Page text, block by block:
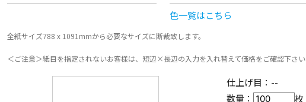
色一覧はこちら
全紙サイズ788 x 1091mmから必要なサイズに断裁致します。
＜ご注意＞紙目を指定されないお客様は、短辺×長辺の入力を入れ替えて価格をご確認下さい
仕上げ目： --
数量：
枚